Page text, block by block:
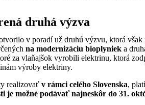
druhá výzva
v poradí už druhú výzvu, ktorá
na modernizáciu bioplyniek a
za vlaňajšok vyrobili elektrinu, ktorá
výroby elektriny.
realizovať v rámci celého Slovenska,
je možné podávať najneskôr do 31.